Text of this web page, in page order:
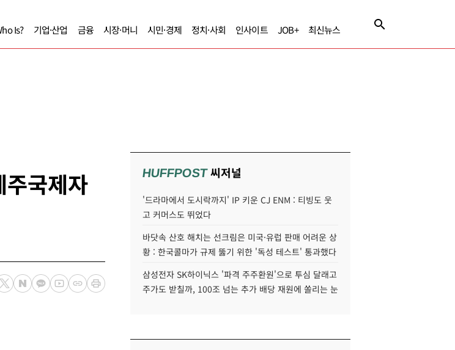
Is? 기업·산업 금융 시장·머니 시민·경제 정치·사회 인사이트 JOB+ 최신뉴스
국제자
HUFFPOST씨저널
'드라마에서 도시락까지' IP 키운 CJ ENM : 티빙도 웃
고 커머스도 뛰었다
바닷속 산호 해치는 선크림은 미국·유럽 판매 어려운 상
황 : 한국콜마가 규제 뚫기 위한 '독성 테스트' 통과했다
삼성전자 SK하이닉스 '파격 주주환원'으로 투심 달래고
주가도 받칠까, 100조 넘는 추가 배당 재원에 쏠리는 눈